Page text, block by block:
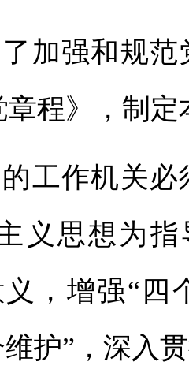
强和规范
程》，制定
作机关必
义思想为
，增强“四
护”，深入